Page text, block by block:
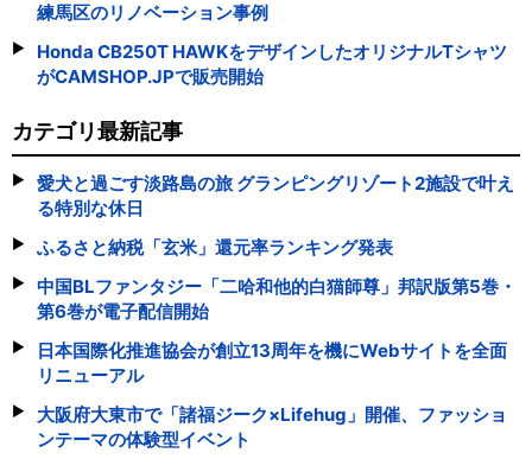
練馬区のリノベーション事例
Honda CB250T HAWKをデザインしたオリジナルTシャツ
がCAMSHOP.JPで販売開始
カテゴリ最新記事
愛犬と過ごす淡路島の旅 グランピングリゾート2施設で叶え
る特別な休日
ふるさと納税「玄米」還元率ランキング発表
中国BLファンタジー「二哈和他的白猫師尊」邦訳版第5巻・
第6巻が電子配信開始
日本国際化推進協会が創立13周年を機にWebサイトを全面
リニューアル
大阪府大東市で「諸福ジーク×Lifehug」開催、ファッショ
ンテーマの体験型イベント